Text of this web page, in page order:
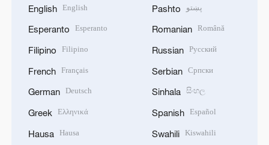
English English
Esperanto Esperanto
Filipino Filipino
French Français
German Deutsch
Greek Ελληνικά
Hausa Hausa
Pashto پښتو
Romanian Română
Russian Русский
Serbian Српски
Sinhala සිංහල
Spanish Español
Swahili Kiswahili